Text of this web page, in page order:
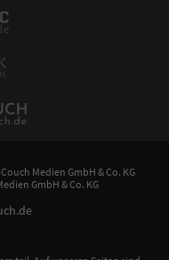
Medien GmbH & Co. KG
GmbH & Co. KG